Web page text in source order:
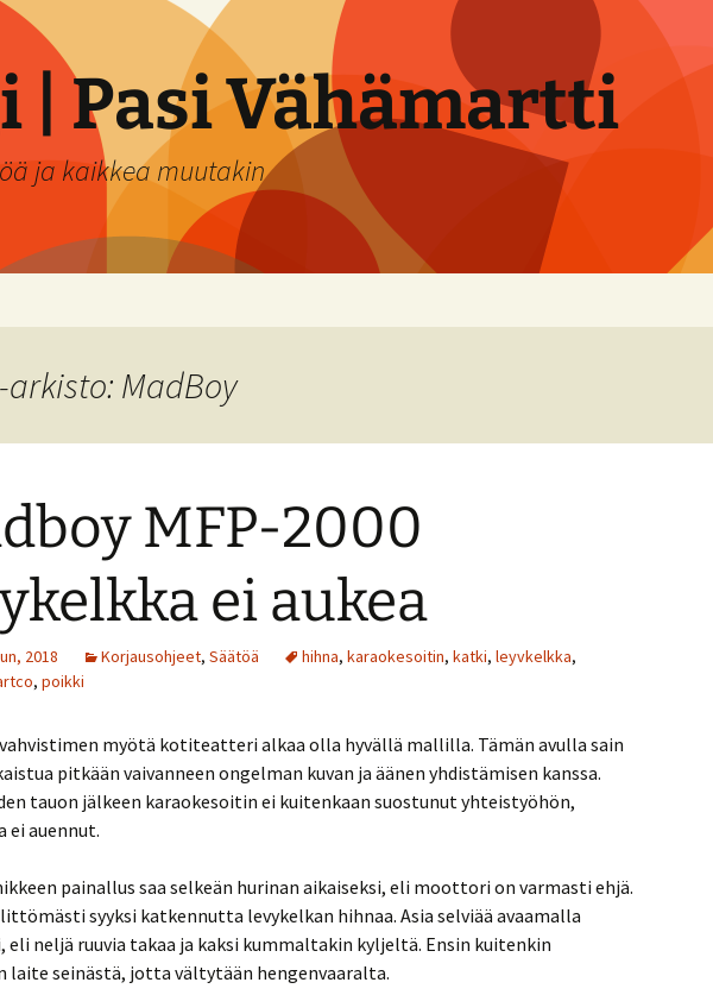
| Pasi Vähämartti
ja kaikkea muutakin
MadBoy
MFP-2000
ei aukea
2018 Korjausohjeet, Säätöä hihna, karaokesoitin, katki, leyvkelkka,
, poikki
myötä kotiteatteri alkaa olla hyvällä mallilla. Tämän avulla sain
pitkään vaivanneen ongelman kuvan ja äänen yhdistämisen kanssa.
tauon jälkeen karaokesoitin ei kuitenkaan suostunut yhteistyöhön,
ei auennut.
painallus saa selkeän hurinan aikaiseksi, eli moottori on varmasti ehjä.
syyksi katkennutta levykelkan hihnaa. Asia selviää avaamalla
eli neljä ruuvia takaa ja kaksi kummaltakin kyljeltä. Ensin kuitenkin
laite seinästä, jotta vältytään hengenvaaralta.